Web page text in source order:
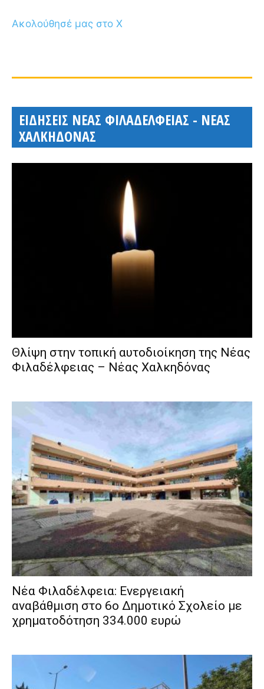
Ακολούθησέ μας στο X
ΕΙΔΗΣΕΙΣ ΝΕΑΣ ΦΙΛΑΔΕΛΦΕΙΑΣ - ΝΕΑΣ
ΧΑΛΚΗΔΟΝΑΣ
Θλίψη στην τοπική αυτοδιοίκηση της Νέας
Φιλαδέλφειας – Νέας Χαλκηδόνας
Νέα Φιλαδέλφεια: Ενεργειακή
αναβάθμιση στο 6ο Δημοτικό Σχολείο με
χρηματοδότηση 334.000 ευρώ